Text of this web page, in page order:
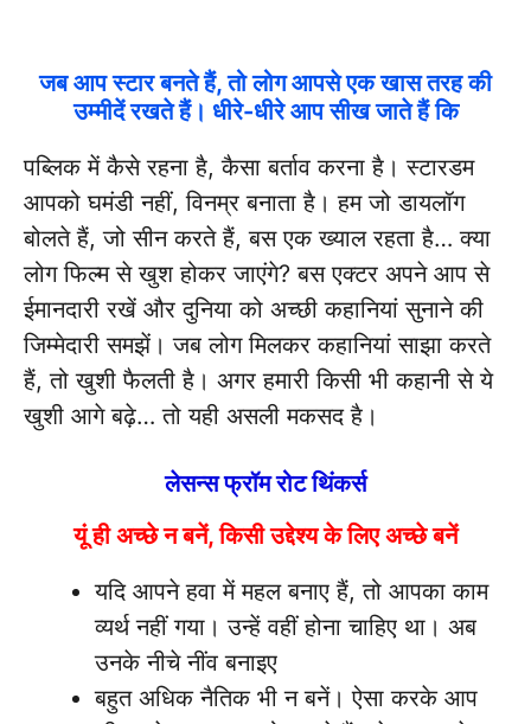
जब आप स्टार बनते हैं, तो लोग आपसे एक खास तरह की
उम्मीदें रखते हैं। धीरे-धीरे आप सीख जाते हैं कि
पब्लिक में कैसे रहना है, कैसा बर्ताव करना है। स्टारडम
आपको घमंडी नहीं, विनम्र बनाता है। हम जो डायलॉग
बोलते हैं, जो सीन करते हैं, बस एक ख्याल रहता है… क्या
लोग फिल्म से खुश होकर जाएंगे? बस एक्टर अपने आप से
ईमानदारी रखें और दुनिया को अच्छी कहानियां सुनाने की
जिम्मेदारी समझें। जब लोग मिलकर कहानियां साझा करते
हैं, तो खुशी फैलती है। अगर हमारी किसी भी कहानी से ये
खुशी आगे बढ़े… तो यही असली मकसद है।
लेसन्स फ्रॉम रोट थिंकर्स
यूं ही अच्छे न बनें, किसी उद्देश्य के लिए अच्छे बनें
यदि आपने हवा में महल बनाए हैं, तो आपका काम
व्यर्थ नहीं गया। उन्हें वहीं होना चाहिए था। अब
उनके नीचे नींव बनाइए
बहुत अधिक नैतिक भी न बनें। ऐसा करके आप